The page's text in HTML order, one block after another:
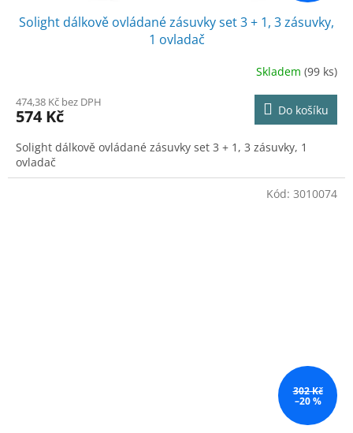
Solight dálkově ovládané zásuvky set 3 + 1, 3 zásuvky,
1 ovladač
Skladem (99 ks)
474,38 Kč bez DPH
574 Kč Do košíku
Solight dálkově ovládané zásuvky set 3 + 1, 3 zásuvky, 1
ovladač
302 Kč
–20 %
Kód: 3010074